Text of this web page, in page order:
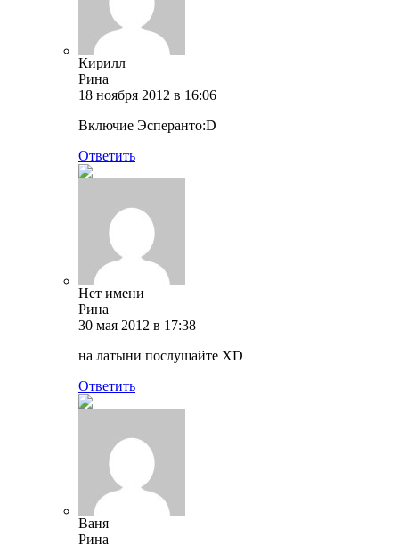
Кирилл
Рина
18 ноября 2012 в 16:06
Включие Эсперанто:D
Ответить
Нет имени
Рина
30 мая 2012 в 17:38
на латыни послушайте ХD
Ответить
Ваня
Рина